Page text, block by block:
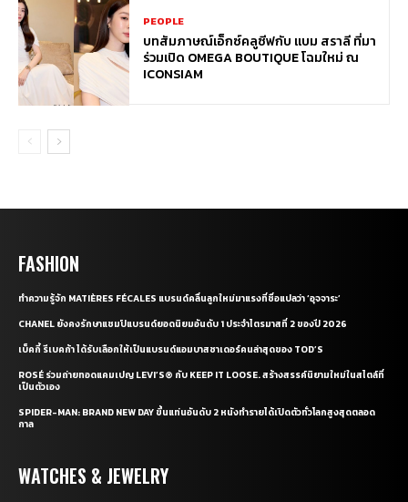
PEOPLE
บทสัมภาษณ์เอ็กซ์คลูซีฟกับ แบม สราลี ที่มา
ร่วมเปิด OMEGA BOUTIQUE โฉมใหม่ ณ
ICONSIAM
FASHION
ทำความรู้จัก MATIÈRES FÉCALES แบรนด์คลื่นลูกใหม่มาแรงที่ชื่อแปลว่า ‘อุจจาระ’
CHANEL ยังคงรักษาแชมป์แบรนด์ยอดนิยมอันดับ 1 ประจำไตรมาสที่ 2 ของปี 2026
เบ็คกี้ รีเบคก้า ได้รับเลือกให้เป็นแบรนด์แอมบาสซาเดอร์คนล่าสุดของ TOD’S
ROSÉ ร่วมถ่ายทอดแคมเปญ LEVI’S® กับ KEEP IT LOOSE. สร้างสรรค์นิยามใหม่ในสไตล์ที่
เป็นตัวเอง
SPIDER-MAN: BRAND NEW DAY ขึ้นแท่นอันดับ 2 หนังทำรายได้เปิดตัวทั่วโลกสูงสุดตลอด
กาล
WATCHES & JEWELRY